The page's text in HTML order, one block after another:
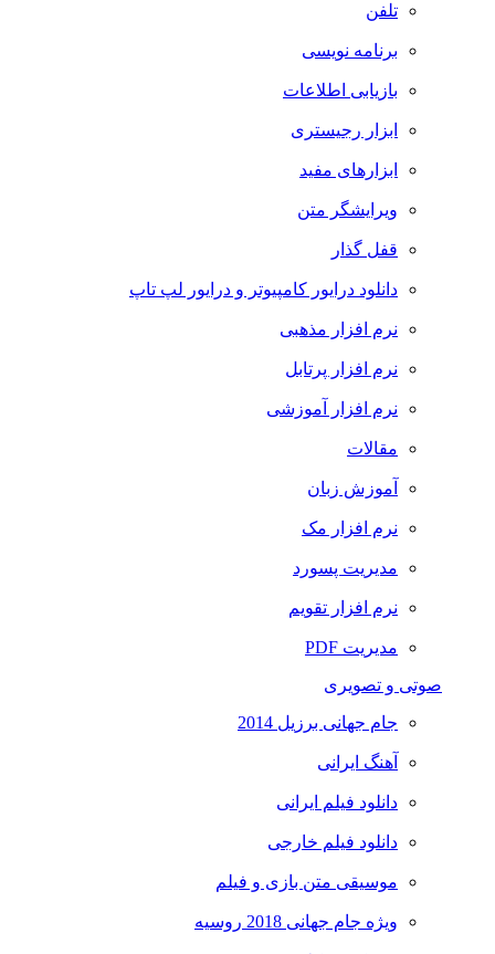
تلفن
برنامه نویسی
بازیابی اطلاعات
ابزار رجیستری
ابزارهای مفید
ویرایشگر متن
قفل گذار
دانلود درایور کامپیوتر و درایور لپ تاپ
نرم افزار مذهبی
نرم افزار پرتابل
نرم افزار آموزشی
مقالات
آموزش زبان
نرم افزار مک
مدیریت پسورد
نرم افزار تقویم
مدیریت PDF
صوتی و تصویری
جام جهانی برزیل 2014
آهنگ ایرانی
دانلود فیلم ایرانی
دانلود فیلم خارجی
موسیقی متن بازی و فیلم
ویژه جام جهانی 2018 روسیه